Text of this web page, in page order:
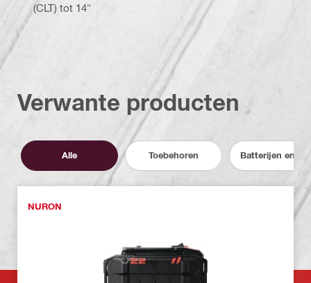
(CLT) tot 14"
Verwante producten
Alle Toebehoren Batterijen en
NURON